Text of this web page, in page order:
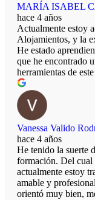
MARÍA ISABEL
hace 4 años
Actualmente estoy
Alojamientos, y la
He estado
que he encontrado
herramientas de
Vanessa Valido
hace 4 años
He tenido la suerte
formación. Del cual
actualmente estoy
amable y
orientó muy bien,